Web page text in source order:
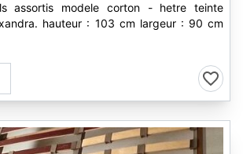
assortis modele corton - hetre teinte
hauteur : 103 cm largeur : 90 cm